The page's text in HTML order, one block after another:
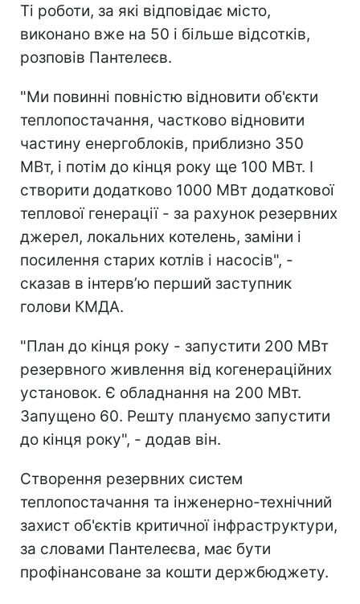
Ті роботи, за які відповідає місто,
виконано вже на 50 і більше відсотків,
розповів Пантелеєв.
"Ми повинні повністю відновити об'єкти
теплопостачання, частково відновити
частину енергоблоків, приблизно 350
МВт, і потім до кінця року ще 100 МВт. І
створити додатково 1000 МВт додаткової
теплової генерації - за рахунок резервних
джерел, локальних котелень, заміни і
посилення старих котлів і насосів", -
сказав в інтерв’ю перший заступник
голови КМДА.
"План до кінця року - запустити 200 МВт
резервного живлення від когенераційних
установок. Є обладнання на 200 МВт.
Запущено 60. Решту плануємо запустити
до кінця року", - додав він.
Створення резервних систем
теплопостачання та інженерно-технічний
захист об'єктів критичної інфраструктури,
за словами Пантелеєва, має бути
профінансоване за кошти держбюджету.